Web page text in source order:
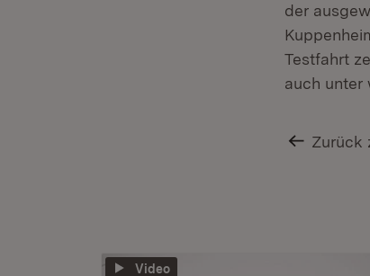
der
Testfahrt
auch unter
Zurück
Video